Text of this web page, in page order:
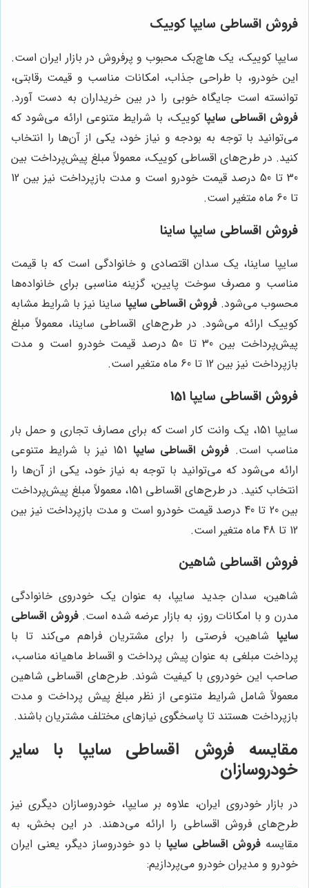
فروش اقساطی سایپا کوییک
سایپا کوییک، یک هاچ‌بک محبوب و پرفروش در بازار ایران است.
این خودرو، با طراحی جذاب، امکانات مناسب و قیمت رقابتی،
توانسته است جایگاه خوبی را در بین خریداران به دست آورد.
فروش اقساطی سایپاکوییک، با شرایط متنوعی ارائه می‌شود که
می‌توانید با توجه به بودجه و نیاز خود، یکی از آن‌ها را انتخاب
کنید. در طرح‌های اقساطی کوییک، معمولاً مبلغ پیش‌پرداخت بین
30 تا 50 درصد قیمت خودرو است و مدت بازپرداخت نیز بین 12
تا 60 ماه متغیر است.
فروش اقساطی سایپا ساینا
سایپا ساینا، یک سدان اقتصادی و خانوادگی است که با قیمت
مناسب و مصرف سوخت پایین، گزینه مناسبی برای خانواده‌ها
محسوب می‌شود.فروش اقساطی سایپا ساینا نیز با شرایط مشابه
کوییک ارائه می‌شود. در طرح‌های اقساطی ساینا، معمولاً مبلغ
پیش‌پرداخت بین 30 تا 50 درصد قیمت خودرو است و مدت
بازپرداخت نیز بین 12 تا 60 ماه متغیر است.
فروش اقساطی سایپا 151
سایپا 151، یک وانت کار است که برای مصارف تجاری و حمل بار
مناسب است. فروش اقساطی سایپا
151 نیز با شرایط متنوعی
ارائه می‌شود که می‌توانید با توجه به نیاز خود، یکی از آن‌ها را
انتخاب کنید. در طرح‌های اقساطی 151، معمولاً مبلغ پیش‌پرداخت
بین 20 تا 40 درصد قیمت خودرو است و مدت بازپرداخت نیز بین
12 تا 48 ماه متغیر است.
فروش اقساطی شاهین
شاهین، سدان جدید سایپا، به عنوان یک خودروی خانوادگی
مدرن و با امکانات روز، به بازار عرضه شده است.فروش اقساطی
سایپا شاهین، فرصتی را برای مشتریان فراهم می‌کند تا با
پرداخت مبلغی به عنوان پیش پرداخت و اقساط ماهیانه مناسب،
صاحب این خودروی با کیفیت شوند. طرح‌های اقساطی شاهین
معمولاً شامل شرایط متنوعی از نظر مبلغ پیش پرداخت و مدت
بازپرداخت هستند تا پاسخگوی نیازهای مختلف مشتریان باشند.
مقایسه فروش اقساطی سایپا با سایر
خودروسازان
در بازار خودروی ایران، علاوه بر سایپا، خودروسازان دیگری نیز
طرح‌های فروش اقساطی را ارائه می‌دهند. در این بخش، به
مقایسه فروش اقساطی سایپابا دو خودروساز دیگر، یعنی ایران
خودرو و مدیران خودرو می‌پردازیم: